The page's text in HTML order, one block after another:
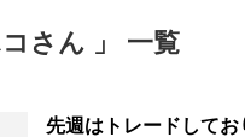
コさん 」 一覧
先週はトレードして